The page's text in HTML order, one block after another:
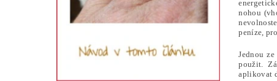
nohou
peníze,
Jednou
použit.
aplikovat